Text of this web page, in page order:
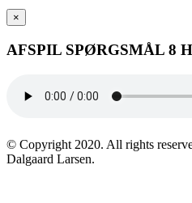
×
AFSPIL SPØRGSMÅL 8
© Copyright 2020. All rights
Dalgaard Larsen.